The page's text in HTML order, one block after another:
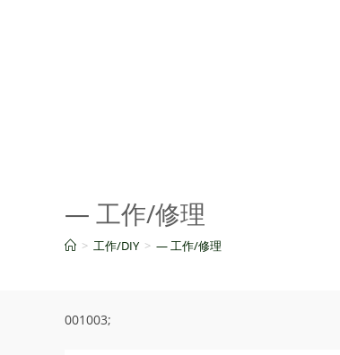
— 工作/修理
> 工作/DIY > — 工作/修理
001003;